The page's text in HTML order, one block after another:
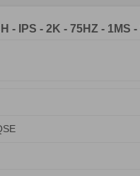
- IPS - 2K - 75HZ - 1MS